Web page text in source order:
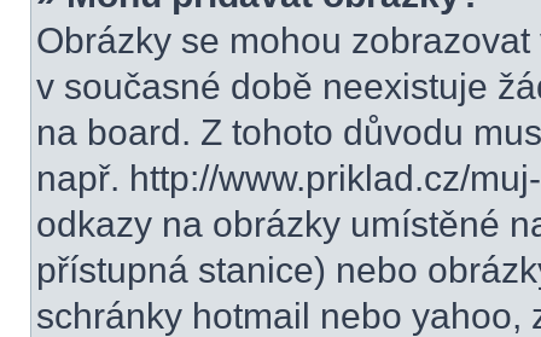
Obrázky se mohou
v současné době neexistuje
na board. Z tohoto důvodu
např. http://www.priklad.cz/
odkazy na obrázky umístěné
přístupná stanice) nebo
schránky hotmail nebo yahoo,